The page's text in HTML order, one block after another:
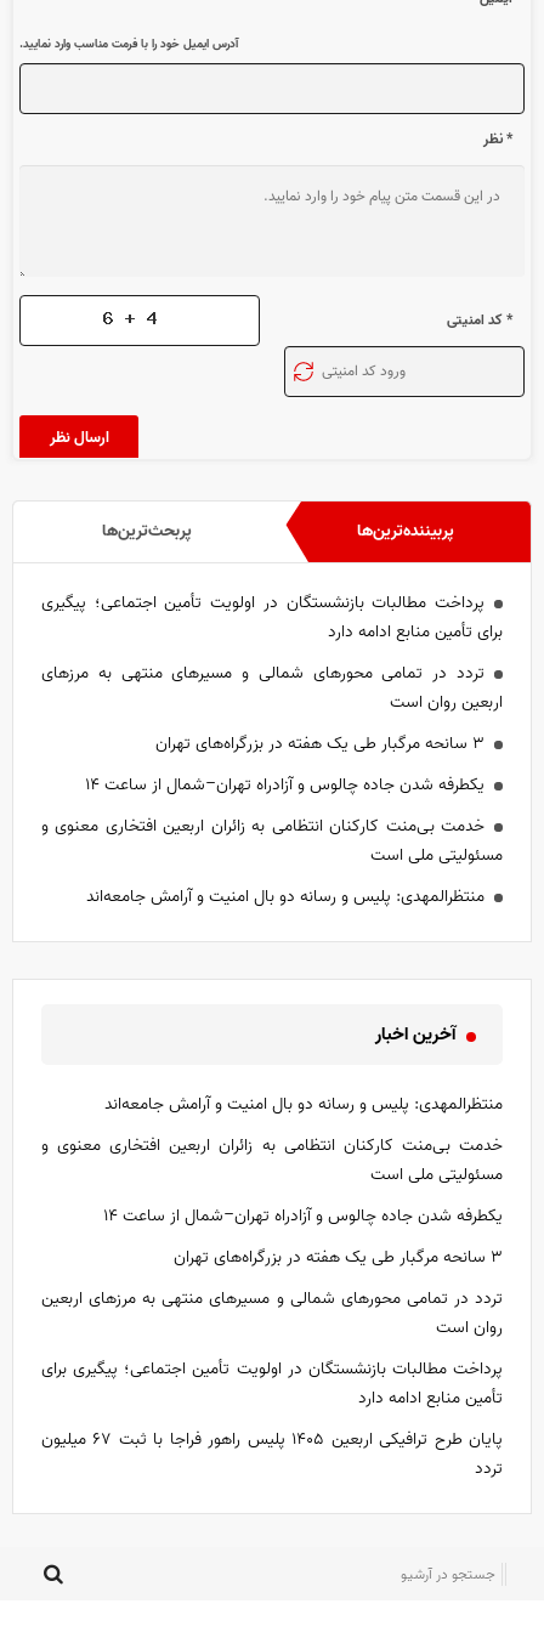
آدرس ایمیل خود را با فرمت مناسب وارد نمایید.
* نظر
* کد امنیتی
پربیننده‌ترین‌ها پربحث‌ترین‌ها
پرداخت مطالبات بازنشستگان در اولویت تأمین اجتماعی؛ پیگیری
برای تأمین منابع ادامه دارد
تردد در تمامی محور‌های شمالی و مسیر‌های منتهی به مرز‌های
اربعین روان است
۳ سانحه مرگبار طی یک هفته در بزرگراه‌های تهران
یکطرفه شدن جاده چالوس و آزادراه تهران–شمال از ساعت ۱۴
خدمت بی‌منت کارکنان انتظامی به زائران اربعین افتخاری معنوی و
مسئولیتی ملی است
منتظرالمهدی: پلیس و رسانه دو بال امنیت و آرامش جامعه‌اند
آخرین اخبار
منتظرالمهدی: پلیس و رسانه دو بال امنیت و آرامش جامعه‌اند
خدمت بی‌منت کارکنان انتظامی به زائران اربعین افتخاری معنوی و
مسئولیتی ملی است
یکطرفه شدن جاده چالوس و آزادراه تهران–شمال از ساعت ۱۴
۳ سانحه مرگبار طی یک هفته در بزرگراه‌های تهران
تردد در تمامی محور‌های شمالی و مسیر‌های منتهی به مرز‌های اربعین
روان است
پرداخت مطالبات بازنشستگان در اولویت تأمین اجتماعی؛ پیگیری برای
تأمین منابع ادامه دارد
پایان طرح ترافیکی اربعین ۱۴۰۵ پلیس راهور فراجا با ثبت ۶۷ میلیون
تردد